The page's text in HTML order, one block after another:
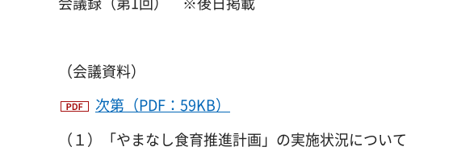
（会議資料）
次第（PDF：59KB）
（１）「やまなし食育推進計画」の実施状況について